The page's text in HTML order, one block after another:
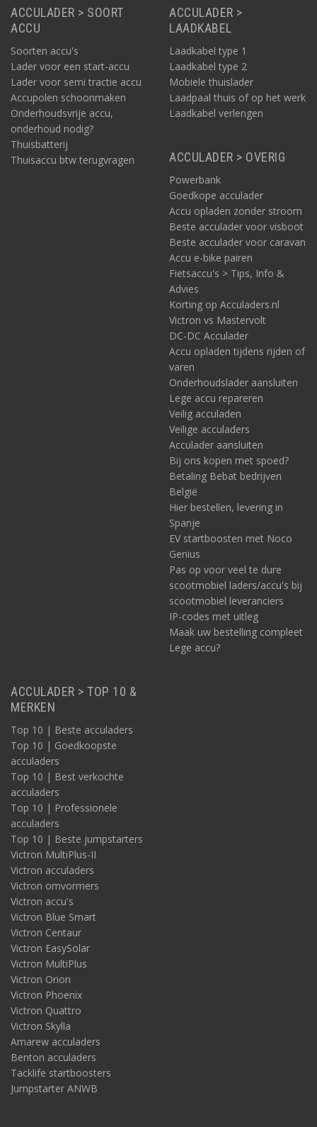
ACCULADER > SOORT
ACCU
Soorten accu's
Lader voor een start-accu
Lader voor semi tractie accu
Accupolen schoonmaken
Onderhoudsvrije accu,
onderhoud nodig?
Thuisbatterij
Thuisaccu btw terugvragen
ACCULADER >
LAADKABEL
Laadkabel type 1
Laadkabel type 2
Mobiele thuislader
Laadpaal thuis of op het werk
Laadkabel verlengen
ACCULADER > OVERIG
Powerbank
Goedkope acculader
Accu opladen zonder stroom
Beste acculader voor visboot
Beste acculader voor caravan
Accu e-bike pairen
Fietsaccu's > Tips, Info &
Advies
Korting op Acculaders.nl
Victron vs Mastervolt
DC-DC Acculader
Accu opladen tijdens rijden of
varen
Onderhoudslader aansluiten
Lege accu repareren
Veilig acculaden
Veilige acculaders
Acculader aansluiten
Bij ons kopen met spoed?
Betaling Bebat bedrijven
België
Hier bestellen, levering in
Spanje
EV startboosten met Noco
Genius
Pas op voor veel te dure
scootmobiel laders/accu's bij
scootmobiel leveranciers
IP-codes met uitleg
Maak uw bestelling compleet
Lege accu?
ACCULADER > TOP 10 &
MERKEN
Top 10 | Beste acculaders
Top 10 | Goedkoopste
acculaders
Top 10 | Best verkochte
acculaders
Top 10 | Professionele
acculaders
Top 10 | Beste jumpstarters
Victron MultiPlus-II
Victron acculaders
Victron omvormers
Victron accu's
Victron Blue Smart
Victron Centaur
Victron EasySolar
Victron MultiPlus
Victron Orion
Victron Phoenix
Victron Quattro
Victron Skylla
Amarew acculaders
Benton acculaders
Tacklife startboosters
Jumpstarter ANWB